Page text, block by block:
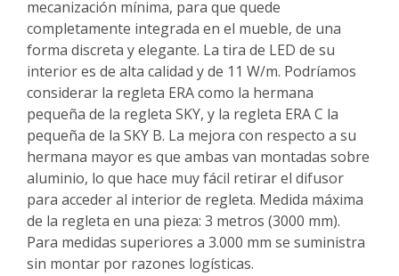
mecanización mínima, para que quede
completamente integrada en el mueble, de una
forma discreta y elegante. La tira de LED de su
interior es de alta calidad y de 11 W/m. Podríamos
considerar la regleta ERA como la hermana
pequeña de la regleta SKY, y la regleta ERA C la
pequeña de la SKY B. La mejora con respecto a su
hermana mayor es que ambas van montadas sobre
aluminio, lo que hace muy fácil retirar el difusor
para acceder al interior de regleta. Medida máxima
de la regleta en una pieza: 3 metros (3000 mm).
Para medidas superiores a 3.000 mm se suministra
sin montar por razones logísticas.